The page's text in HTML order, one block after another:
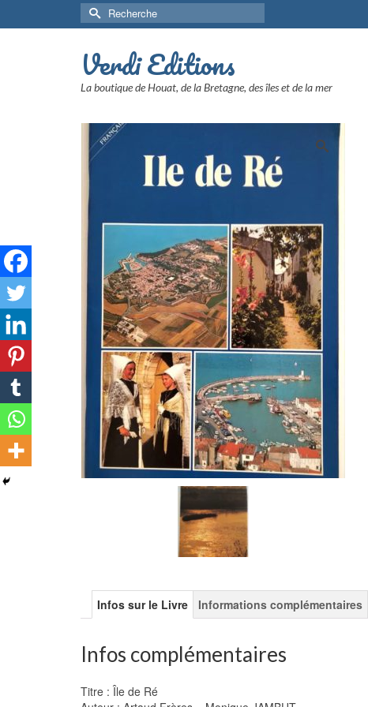
Rechercher :
Verdi Editions
La boutique de Houat, de la Bretagne, des îles et de la mer
Infos sur le Livre Informations complémentaires
Infos complémentaires
Titre : Île de Ré